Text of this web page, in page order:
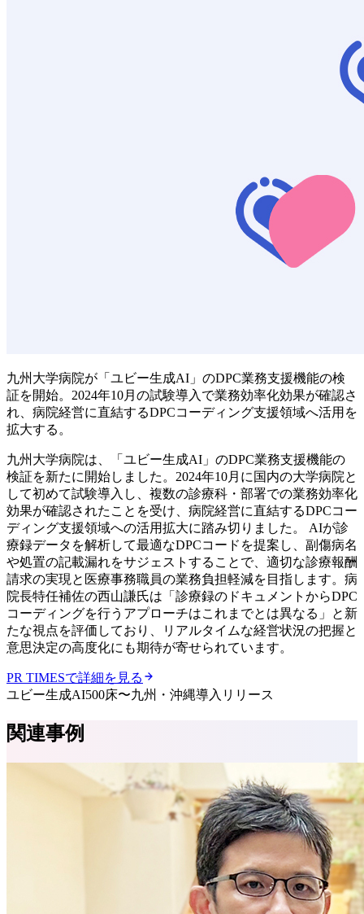
九州大学病院が「ユビー生成AI」のDPC業務支援機能の検
証を開始。2024年10月の試験導入で業務効率化効果が確認さ
れ、病院経営に直結するDPCコーディング支援領域へ活用を
拡大する。
九州大学病院は、「ユビー生成AI」のDPC業務支援機能の
検証を新たに開始しました。2024年10月に国内の大学病院と
して初めて試験導入し、複数の診療科・部署での業務効率化
効果が確認されたことを受け、病院経営に直結するDPCコー
ディング支援領域への活用拡大に踏み切りました。 AIが診
療録データを解析して最適なDPCコードを提案し、副傷病名
や処置の記載漏れをサジェストすることで、適切な診療報酬
請求の実現と医療事務職員の業務負担軽減を目指します。病
院長特任補佐の西山謙氏は「診療録のドキュメントからDPC
コーディングを行うアプローチはこれまでとは異なる」と新
たな視点を評価しており、リアルタイムな経営状況の把握と
意思決定の高度化にも期待が寄せられています。
PR TIMESで詳細を見る
ユビー生成AI500床〜九州・沖縄導入リリース
関連事例